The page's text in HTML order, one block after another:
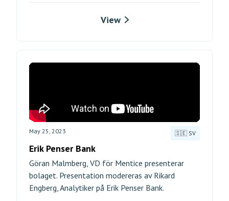
View
May 25, 2023 🇸🇪 SV
Erik Penser Bank
Göran Malmberg, VD för Mentice presenterar
bolaget. Presentation modereras av Rikard
Engberg, Analytiker på Erik Penser Bank.